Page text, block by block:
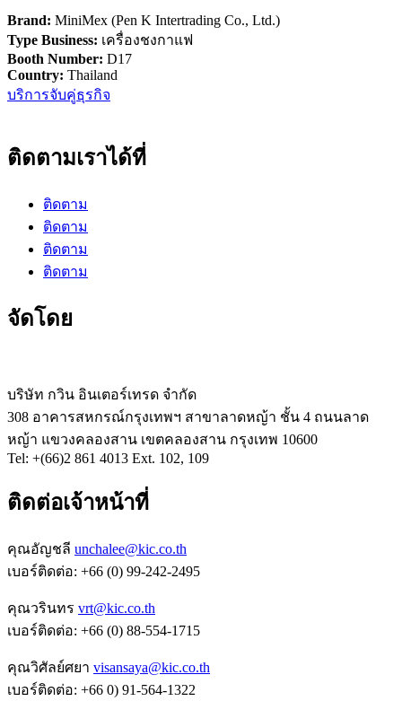
Brand: MiniMex (Pen K Intertrading Co., Ltd.)
Type Business: เครื่องชงกาแฟ
Booth Number: D17
Country: Thailand
บริการจับคู่ธุรกิจ
ติดตามเราได้ที่
ติดตาม
ติดตาม
ติดตาม
ติดตาม
จัดโดย
บริษัท กวิน อินเตอร์เทรด จำกัด
308 อาคารสหกรณ์กรุงเทพฯ สาขาลาดหญ้า ชั้น 4 ถนนลาด
หญ้า แขวงคลองสาน เขตคลองสาน กรุงเทพ 10600
Tel: +(66)2 861 4013 Ext. 102, 109
ติดต่อเจ้าหน้าที่
คุณอัญชลี unchalee@kic.co.th
เบอร์ติดต่อ: +66 (0) 99-242-2495
คุณวรินทร vrt@kic.co.th
เบอร์ติดต่อ: +66 (0) 88-554-1715
คุณวิศัลย์ศยา visansaya@kic.co.th
เบอร์ติดต่อ: +66 0) 91-564-1322